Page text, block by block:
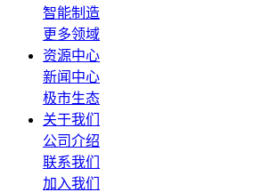
智能制造
更多领域
资源中心
新闻中心
极市生态
关于我们
公司介绍
联系我们
加入我们